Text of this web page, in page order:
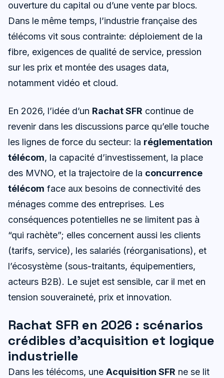
ouverture du capital ou d’une vente par blocs.
Dans le même temps, l’industrie française des
télécoms vit sous contrainte: déploiement de la
fibre, exigences de qualité de service, pression
sur les prix et montée des usages data,
notamment vidéo et cloud.
En 2026, l’idée d’un Rachat SFR continue de
revenir dans les discussions parce qu’elle touche
les lignes de force du secteur: la réglementation
télécom, la capacité d’investissement, la place
des MVNO, et la trajectoire de la concurrence
télécom face aux besoins de connectivité des
ménages comme des entreprises. Les
conséquences potentielles ne se limitent pas à
“qui rachète”; elles concernent aussi les clients
(tarifs, service), les salariés (réorganisations), et
l’écosystème (sous-traitants, équipementiers,
acteurs B2B). Le sujet est sensible, car il met en
tension souveraineté, prix et innovation.
Rachat SFR en 2026 : scénarios
crédibles d’acquisition et logique
industrielle
Dans les télécoms, une Acquisition SFR ne se lit